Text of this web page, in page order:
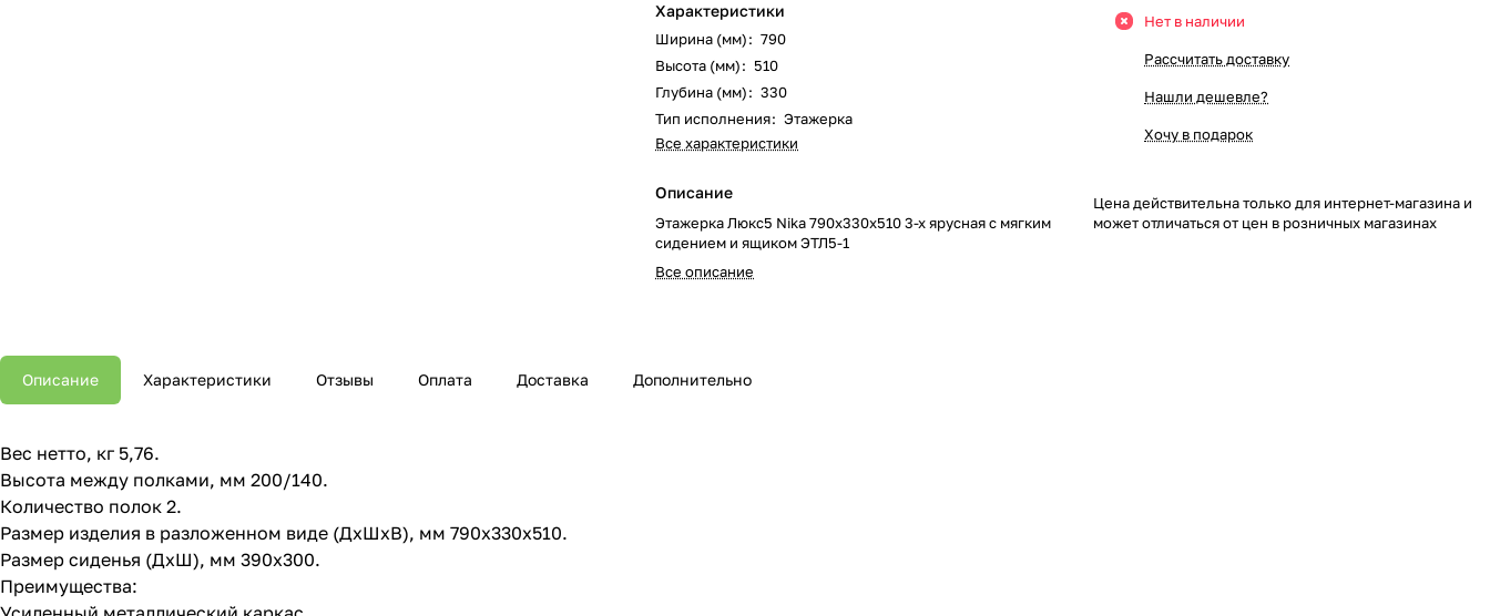
Характеристики
Ширина (мм): 790
Высота (мм): 510
Глубина (мм): 330
Тип исполнения: Этажерка
Все характеристики
Описание
Этажерка Люкс5 Nika 790х330х510 3-х ярусная с мягким
сидением и ящиком ЭТЛ5-1
Все описание
Нет в наличии
Рассчитать доставку
Нашли дешевле?
Хочу в подарок
Цена действительна только для интернет-магазина и
может отличаться от цен в розничных магазинах
Описание Характеристики Отзывы Оплата Доставка Дополнительно
Вес нетто, кг 5,76.
Высота между полками, мм 200/140.
Количество полок 2.
Размер изделия в разложенном виде (ДхШхВ), мм 790х330х510.
Размер сиденья (ДхШ), мм 390х300.
Преимущества: